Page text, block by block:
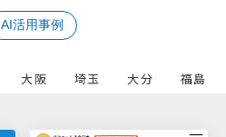
AI活用事例
大阪 埼玉 大分 福島